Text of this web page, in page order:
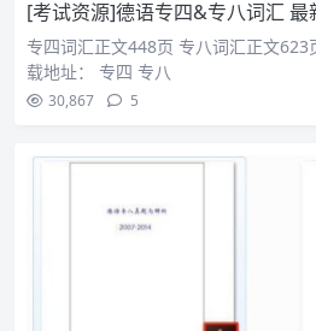
[考试资源]德语专四&专八词汇 最
专四词汇正文448页 专八词汇正文
载地址： 专四 专八
30,867 5